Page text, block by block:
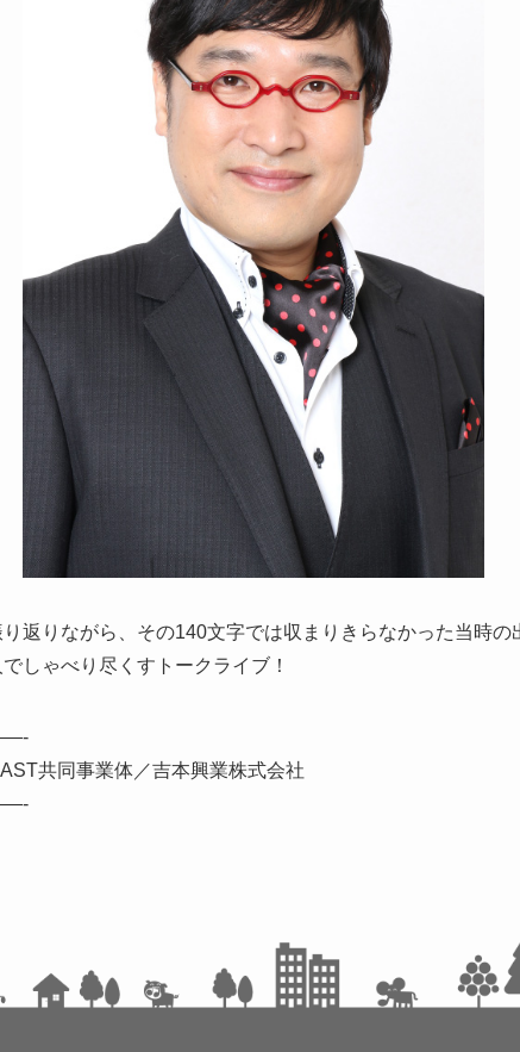
返りながら、その140文字では収まりきらなかった当時
しゃべり尽くすトークライブ！
共同事業体／吉本興業株式会社